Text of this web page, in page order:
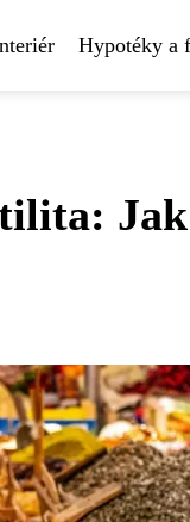
Hypotéky a